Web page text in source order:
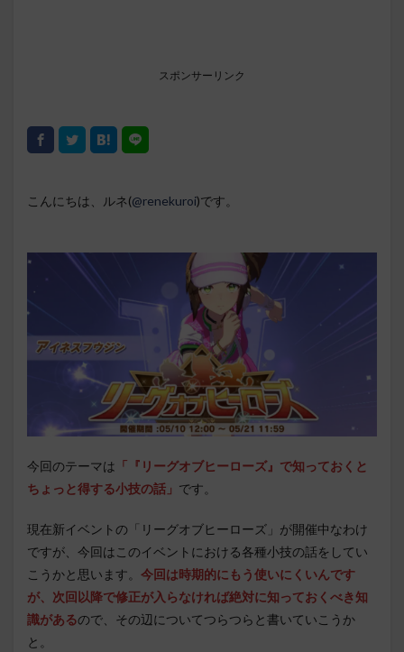
スポンサーリンク
こんにちは、ルネ(@renekuroi)です。
今回のテーマは 「 『リーグオブヒーローズ』で知っておくと
ちょっと得する小技の話」 です。
現在新イベントの「リーグオブヒーローズ」が開催中なわけ
ですが、今回はこのイベントにおける各種小技の話をしてい
こうかと思います。 今回は時期的にもう使いにくいんです
が、次回以降で修正が入らなければ絶対に知っておくべき知
識があるので、その辺についてつらつらと書いていこうか
と。